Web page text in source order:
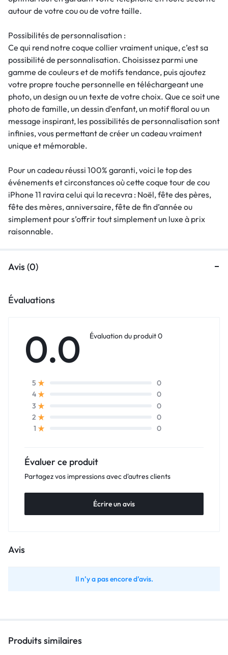
autour de votre cou ou de votre taille.
Possibilités de personnalisation :
Ce qui rend notre coque collier vraiment unique, c’est sa
possibilité de personnalisation. Choisissez parmi une
gamme de couleurs et de motifs tendance, puis ajoutez
votre propre touche personnelle en téléchargeant une
photo, un design ou un texte de votre choix. Que ce soit une
photo de famille, un dessin d’enfant, un motif floral ou un
message inspirant, les possibilités de personnalisation sont
infinies, vous permettant de créer un cadeau vraiment
unique et mémorable.
Pour un cadeau réussi 100% garanti, voici le top des
événements et circonstances où cette coque tour de cou
iPhone 11 ravira celui qui la recevra : Noël, fête des pères,
fête des mères, anniversaire, fête de fin d’année ou
simplement pour s’offrir tout simplement un luxe à prix
raisonnable.
Avis (0)
Évaluations
0.0 Évaluation du produit 0
5
0
4
0
3
0
2
0
1
0
Évaluer ce produit
Partagez vos impressions avec d'autres clients
Écrire un avis
Avis
Il n’y a pas encore d’avis.
Produits similaires